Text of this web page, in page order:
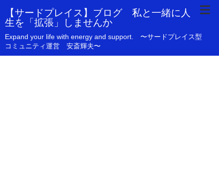
【サードプレイス】ブログ 私と一緒に人
生を「拡張」しませんか
Expand your life with energy and support. 〜サードプレイス型
コミュニティ運営 安斎輝夫〜